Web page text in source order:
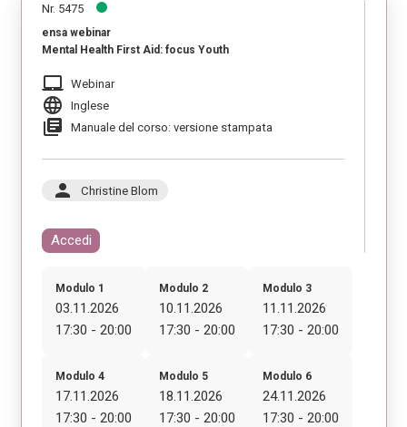
Nr. 5475
ensa webinar
Mental Health First Aid: focus Youth
laptop_mac Webinar
language Inglese
library_books Manuale del corso: versione stampata
person Christine Blom
Accedi
Modulo 1
03.11.2026
17:30 - 20:00
Modulo 2
10.11.2026
17:30 - 20:00
Modulo 3
11.11.2026
17:30 - 20:00
Modulo 4
17.11.2026
17:30 - 20:00
Modulo 5
18.11.2026
17:30 - 20:00
Modulo 6
24.11.2026
17:30 - 20:00